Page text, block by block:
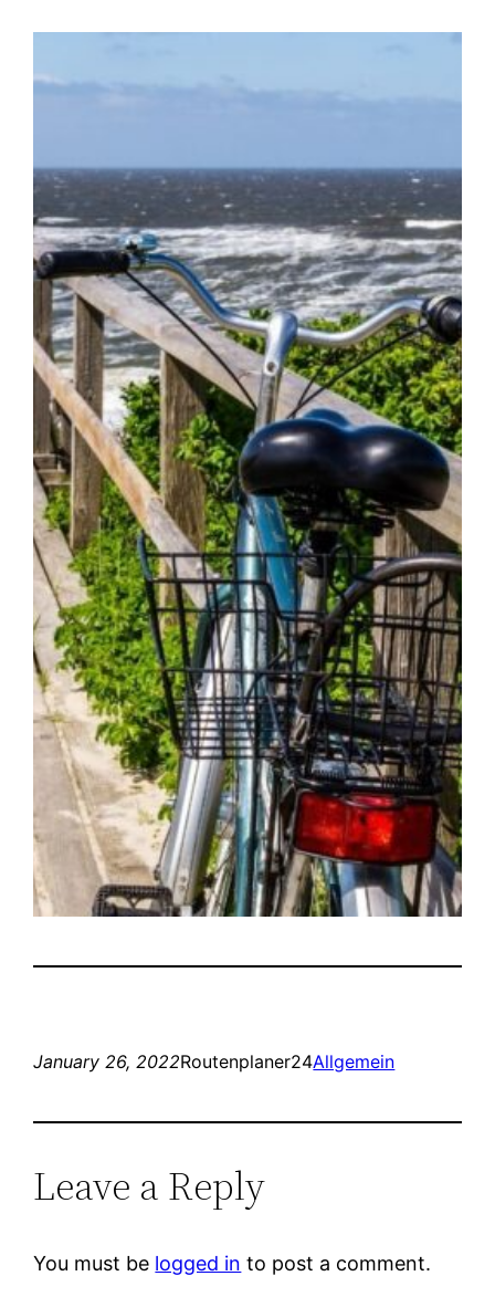
January 26, 2022Routenplaner24Allgemein
Leave a Reply
You must be logged in to post a comment.